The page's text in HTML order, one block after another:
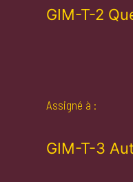
GIM-T-2
Assigné à :
GIM-T-3